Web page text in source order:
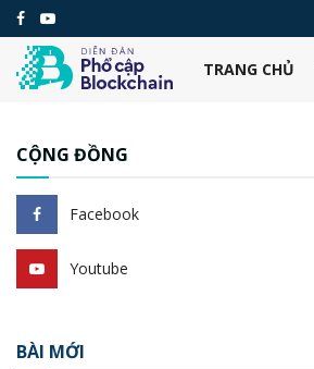
TRANG CHỦ
CỘNG ĐỒNG
Facebook
Youtube
BÀI MỚI